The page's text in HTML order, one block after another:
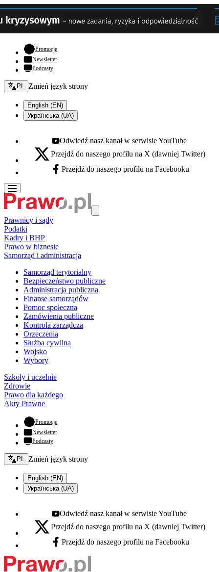
Promocje- otwiera się w nowej karcie
Newsletter
Podcasty
Zmień język - bieżący:
PL Zmień język strony
English (EN)
Українська (UA)
Youtube - otwiera się w nowej karcie
Odwiedź nasz kanał w serwisie YouTube
X - otwiera się w nowej karcie
Przejdź do naszego profilu na X (dawniej Twitter)
Facebook - otwiera się w nowej karcie
Przejdź do naszego profilu na Facebooku
Prawnicy i sądy
Podatki
Kadry i BHP
Prawo w biznesie
Samorząd i administracja
Samorząd terytorialny
Bezpieczeństwo publiczne
Administracja publiczna
Finanse samorządów
Pomoc społeczna
Zamówienia publiczne
Kontrola zarządcza
Orzeczenia
Służba cywilna
Wojsko
Wybory
Szkoły i uczelnie
Zdrowie
Prawo dla każdego
Akty Prawne
Promocje- otwiera się w nowej karcie
Newsletter
Podcasty
Zmień język - bieżący:
PL Zmień język strony
English (EN)
Українська (UA)
Youtube - otwiera się w nowej karcie
Odwiedź nasz kanał w serwisie YouTube
X - otwiera się w nowej karcie
Przejdź do naszego profilu na X (dawniej Twitter)
Facebook - otwiera się w nowej karcie
Przejdź do naszego profilu na Facebooku